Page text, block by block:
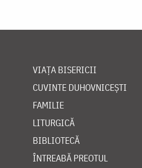
VIAȚA BISERICII
CUVINTE DUHOVNICEȘTI
FAMILIE
LITURGICĂ
BIBLIOTECĂ
ÎNTREABĂ PREOTUL